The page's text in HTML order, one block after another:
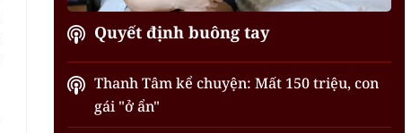
Quyết định buông tay
Thanh Tâm kể chuyện: Mất 150 triệu, con
gái "ở ẩn"